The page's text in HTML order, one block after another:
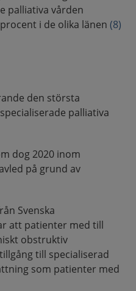
palliativa vården
i de olika länen (8)
den största
palliativa
dog 2020 inom
på grund av
Svenska
att patienter med till
obstruktiv
till specialiserad
som patienter med